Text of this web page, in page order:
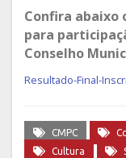
Confira abaixo
para
Conselho
Resultado-Final-
CMPC
Cultura